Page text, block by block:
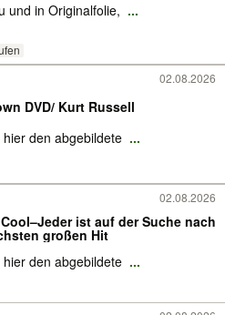
und in Originalfolie, ...
02.08.2026
DVD/ Kurt Russell
hier den abgebildete ...
02.08.2026
Cool–Jeder ist auf der Suche nach
großen Hit
hier den abgebildete ...